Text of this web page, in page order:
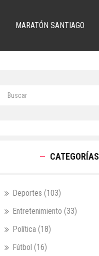
MARATÓN SANTIAGO
CATEGORÍAS
Deportes (103)
Entretenimiento (33)
Política (18)
Fútbol (16)